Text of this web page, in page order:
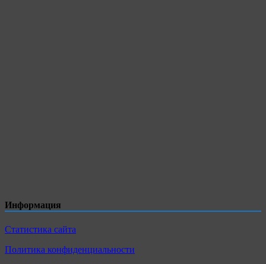
Информация
Статистика сайта
Политика конфиденциальности